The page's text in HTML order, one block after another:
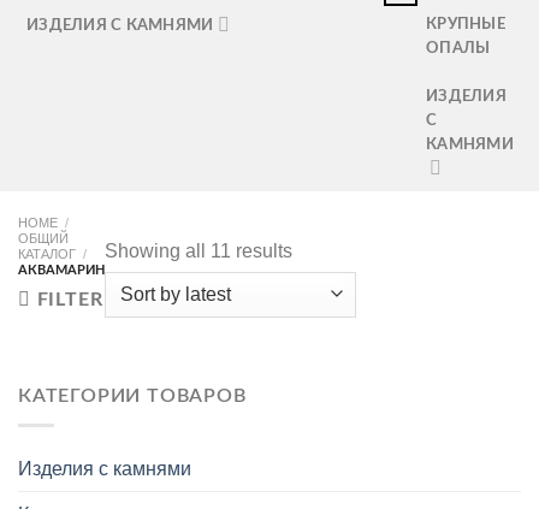
ИЗДЕЛИЯ С КАМНЯМИ
КРУПНЫЕ
ОПАЛЫ
ИЗДЕЛИЯ
С
КАМНЯМИ
HOME /
ОБЩИЙ
КАТАЛОГ /
АКВАМАРИН
FILTER
Showing all 11 results
КАТЕГОРИИ ТОВАРОВ
Изделия с камнями